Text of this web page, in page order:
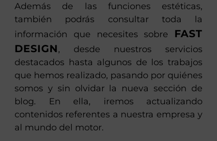
Además de las funciones estéticas,
también podrás consultar toda la
información que necesites sobre FAST
DESIGN, desde nuestros servicios
destacados hasta algunos de los trabajos
que hemos realizado, pasando por quiénes
somos y sin olvidar la nueva sección de
blog. En ella, iremos actualizando
contenidos referentes a nuestra empresa y
al mundo del motor.